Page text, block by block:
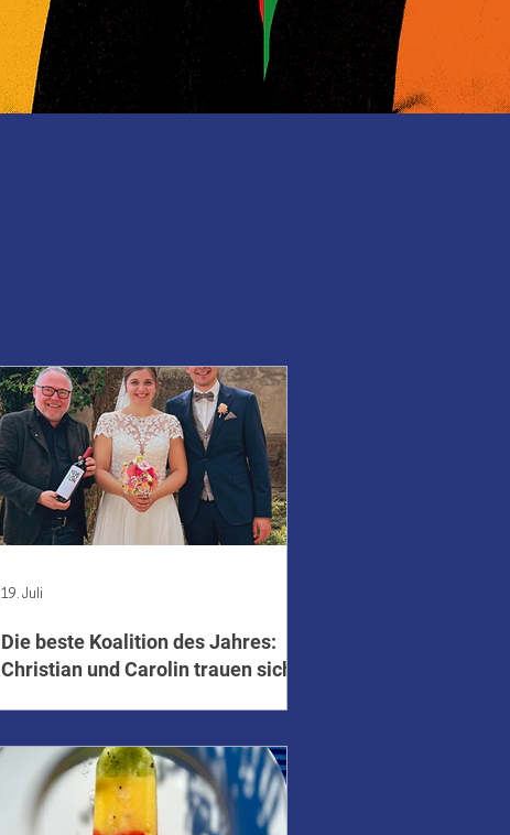
Die beste Koalition des Jahres:
Christian und Carolin trauen sich
19. Juli